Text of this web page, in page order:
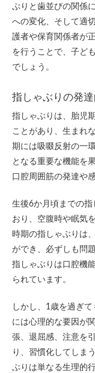
ぶりと歯並びの関係
への変化、そして適
護者や保育関係者が
を行うことで、子ど
でしょう。
指しゃぶりの発
指しゃぶりは、胎児
ことがあり、生まれ
期には吸啜反射の一
となる重要な機能を
口腔周囲筋の発達や
生後6か月頃までの
おり、空腹時や眠気
時期の指しゃぶりは
ができ、必ずしも問
指しゃぶりは口腔機
られています。
しかし、1歳を過ぎ
には心理的な要因が
張、退屈感、注意を
り、習慣化してしま
ぶりは単なる生理的